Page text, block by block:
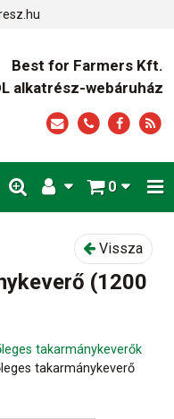
Best for Farmers Kft.
alkatrész-webáruház
0
Vissza
(1200
takarmánykeverők
takarmánykeverő